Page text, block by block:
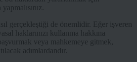
gerçekleştiği de önemlidir. Eğer işveren
haklarınızı kullanma hakkına
veya mahkemeye gitmek,
adımlardandır.